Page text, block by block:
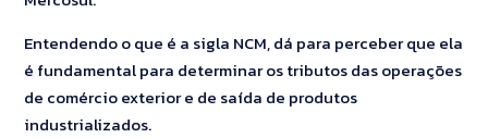
Entendendo o que é a sigla NCM, dá para perceber que ela
é fundamental para determinar os tributos das operações
de comércio exterior e de saída de produtos
industrializados.